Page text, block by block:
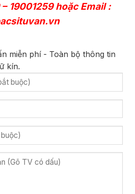
19001259hoặc Email :
miễn phí - Toàn bộ thông tin
kín.